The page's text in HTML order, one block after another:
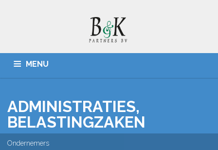
MENU
ADMINISTRATIES,
BELASTINGZAKEN
Ondernemers